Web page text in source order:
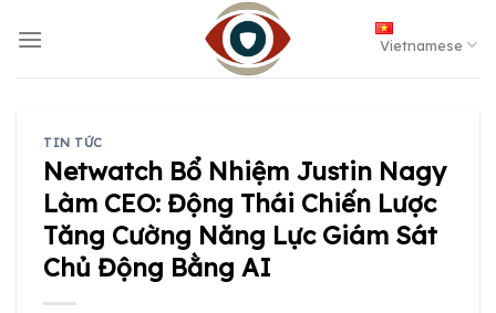
Vietnamese
TIN TỨC
Netwatch Bổ Nhiệm Justin Nagy
Làm CEO: Động Thái Chiến Lược
Tăng Cường Năng Lực Giám Sát
Chủ Động Bằng AI